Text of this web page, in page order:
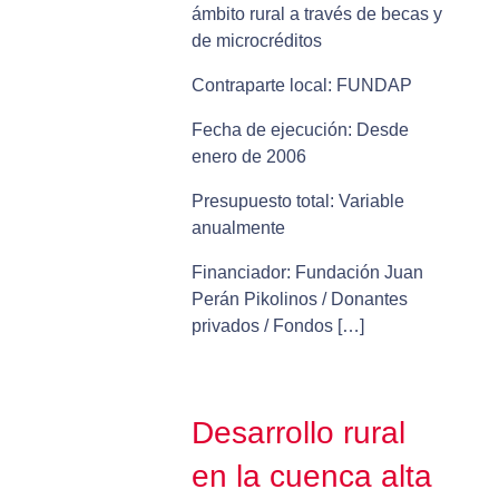
ámbito rural a través de becas y
de microcréditos
Contraparte local: FUNDAP
Fecha de ejecución: Desde
enero de 2006
Presupuesto total: Variable
anualmente
Financiador: Fundación Juan
Perán Pikolinos / Donantes
privados / Fondos […]
Desarrollo rural
en la cuenca alta